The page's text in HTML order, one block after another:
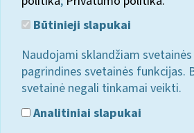
Būtinieji slapukai
Naudojami sklandžiam
pagrindines svetainės funkcijas.
svetainė negali tinkamai veikti.
Analitiniai slapukai